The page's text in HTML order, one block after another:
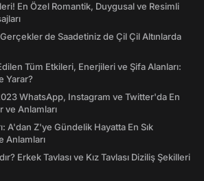
En Özel Romantik, Duygusal ve Resimli
de Saadetiniz de Çil Çil Altınlarda
Tüm Etkileri, Enerjileri ve Şifa Alanları:
Yarar?
WhatsApp, Instagram ve Twitter'da En
ve Anlamları
A'dan Z'ye Gündelik Hayatta En Sık
Anlamları
Erkek Tavlası ve Kız Tavlası Diziliş Şekilleri